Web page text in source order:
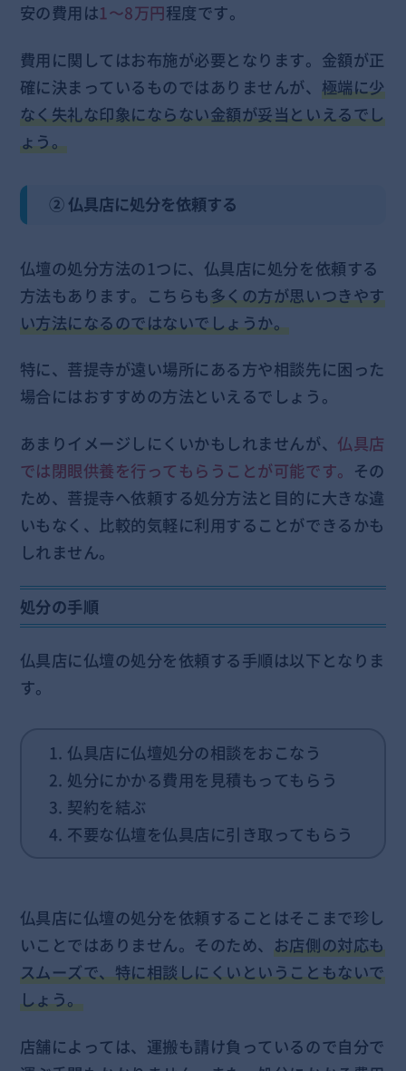
安の費用は1〜8万円程度です。
費用に関してはお布施が必要となります。金額が正
確に決まっているものではありませんが、 極端に少
なく失礼な印象にならない金額が妥当といえるでし
ょう。
② 仏具店に処分を依頼する
仏壇の処分方法の1つに、仏具店に処分を依頼する
方法もあります。こちらも多くの方が思いつきやす
い方法になるのではないでしょうか。
特に、菩提寺が遠い場所にある方や相談先に困った
場合にはおすすめの方法といえるでしょう。
あまりイメージしにくいかもしれませんが、 仏具店
では閉眼供養を行ってもらうことが可能です。 その
ため、菩提寺へ依頼する処分方法と目的に大きな違
いもなく、比較的気軽に利用することができるかも
しれません。
処分の手順
仏具店に仏壇の処分を依頼する手順は以下となりま
す。
1. 仏具店に仏壇処分の相談をおこなう
2. 処分にかかる費用を見積もってもらう
3. 契約を結ぶ
4. 不要な仏壇を仏具店に引き取ってもらう
仏具店に仏壇の処分を依頼することはそこまで珍し
いことではありません。そのため、 お店側の対応も
スムーズで、特に相談しにくいということもないで
しょう。
店舗によっては、運搬も請け負っているので自分で